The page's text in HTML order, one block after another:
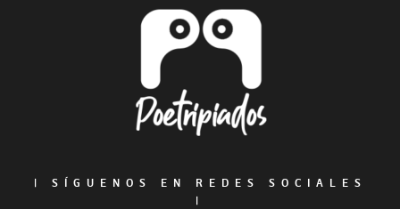
|
SÍGUENOS EN REDES SOCIALES
|